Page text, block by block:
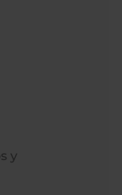
y